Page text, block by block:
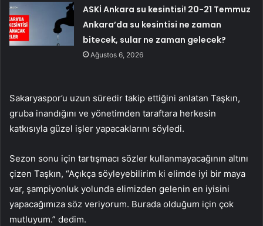
ASKİ Ankara su kesintisi! 20-21 Temmuz
Ankara’da su kesintisi ne zaman
bitecek, sular ne zaman gelecek?
Ağustos 6, 2026
Sakaryaspor’u uzun süredir takip ettiğini anlatan Taşkın,
gruba inandığını ve yönetimden taraftara herkesin
katkısıyla güzel işler yapacaklarını söyledi.
Sezon sonu için tartışmacı sözler kullanmayacağının altını
çizen Taşkın, “Açıkça söyleyebilirim ki elimde iyi bir maya
var, şampiyonluk yolunda elimizden gelenin en iyisini
yapacağımıza söz veriyorum. Burada olduğum için çok
mutluyum.” dedim.